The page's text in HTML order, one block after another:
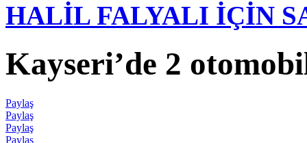
HALİL FALYALI İÇİN
Kayseri’de 2
Paylaş
Paylaş
Paylaş
Paylaş